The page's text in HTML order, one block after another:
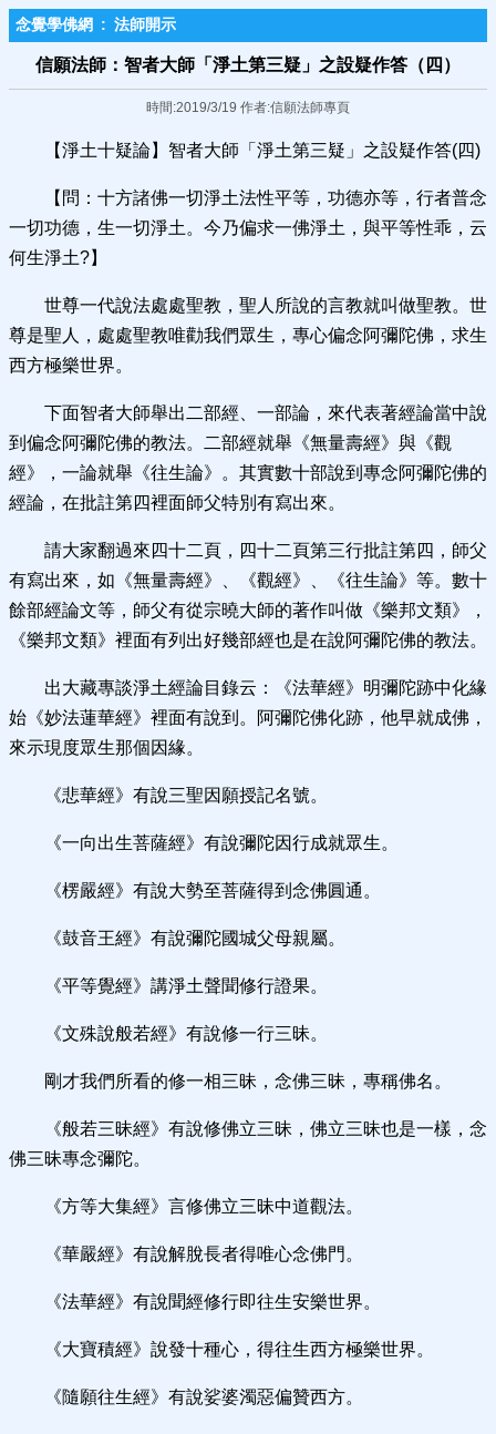
念覺學佛網 : 法師開示
信願法師：智者大師「淨土第三疑」之設疑作答（四）
時間:2019/3/19 作者:信願法師專頁
【淨土十疑論】智者大師「淨土第三疑」之設疑作答(四)
【問：十方諸佛一切淨土法性平等，功德亦等，行者普念
一切功德，生一切淨土。今乃偏求一佛淨土，與平等性乖，云
何生淨土?】
世尊一代說法處處聖教，聖人所說的言教就叫做聖教。世
尊是聖人，處處聖教唯勸我們眾生，專心偏念阿彌陀佛，求生
西方極樂世界。
下面智者大師舉出二部經、一部論，來代表著經論當中說
到偏念阿彌陀佛的教法。二部經就舉《無量壽經》與《觀
經》，一論就舉《往生論》。其實數十部說到專念阿彌陀佛的
經論，在批註第四裡面師父特別有寫出來。
請大家翻過來四十二頁，四十二頁第三行批註第四，師父
有寫出來，如《無量壽經》、《觀經》、《往生論》等。數十
餘部經論文等，師父有從宗曉大師的著作叫做《樂邦文類》，
《樂邦文類》裡面有列出好幾部經也是在說阿彌陀佛的教法。
出大藏專談淨土經論目錄云：《法華經》明彌陀跡中化緣
始《妙法蓮華經》裡面有說到。阿彌陀佛化跡，他早就成佛，
來示現度眾生那個因緣。
《悲華經》有說三聖因願授記名號。
《一向出生菩薩經》有說彌陀因行成就眾生。
《楞嚴經》有說大勢至菩薩得到念佛圓通。
《鼓音王經》有說彌陀國城父母親屬。
《平等覺經》講淨土聲聞修行證果。
《文殊說般若經》有說修一行三昧。
剛才我們所看的修一相三昧，念佛三昧，專稱佛名。
《般若三昧經》有說修佛立三昧，佛立三昧也是一樣，念
佛三昧專念彌陀。
《方等大集經》言修佛立三昧中道觀法。
《華嚴經》有說解脫長者得唯心念佛門。
《法華經》有說聞經修行即往生安樂世界。
《大寶積經》說發十種心，得往生西方極樂世界。
《隨願往生經》有說娑婆濁惡偏贊西方。